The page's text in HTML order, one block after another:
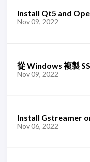
Install Qt5 and
Nov 09, 2022
從 Windows 複製
Nov 09, 2022
Install Gstreamer
Nov 06, 2022